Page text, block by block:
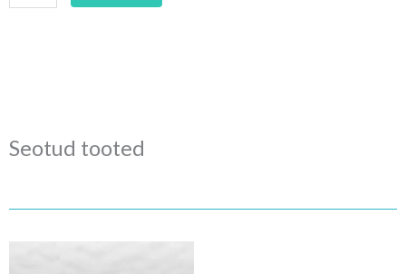
Seotud tooted